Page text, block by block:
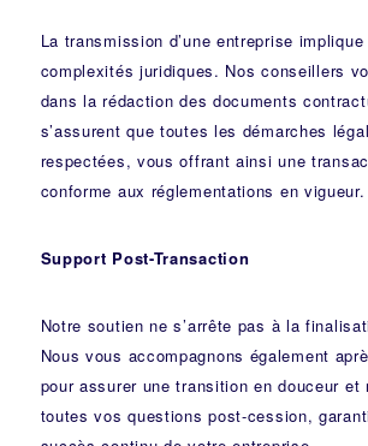
La transmission d’une entreprise
complexités juridiques. Nosconseillers
dans la rédaction des documents
s’assurent que toutes les démarches
respectées, vous offrant ainsi une
conforme aux réglementations en vigueur.
Support Post-Transaction
Notre soutien ne s’arrête pas à la
Nous vous accompagnons également
pour assurer une transition en douceur et
toutes vos questions post-cession,